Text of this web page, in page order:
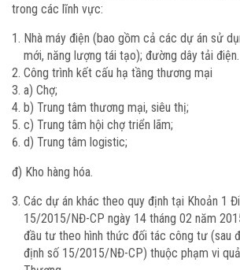
trong các lĩnh vực:
Nhà máy điện (bao gồm cả các dự án sử
mới, năng lượng tái tạo); đường dây tải điện.
Công trình kết cấu hạ tầng thương mại
a) Chợ;
b) Trung tâm thương mại, siêu thị;
c) Trung tâm hội chợ triển lãm;
d) Trung tâm logistic;
đ) Kho hàng hóa.
Các dự án khác theo quy định tại Khoản 1
15/2015/NĐ-CP ngày 14 tháng 02 năm
đầu tư theo hình thức đối tác công tư (sau
định số 15/2015/NĐ-CP) thuộc phạm vi